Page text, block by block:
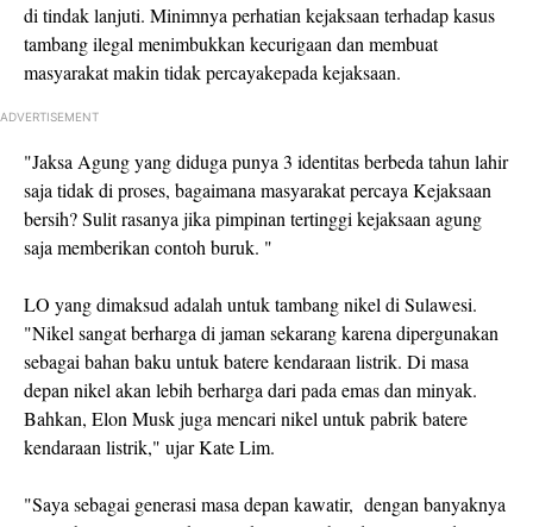
di tindak lanjuti. Minimnya perhatian kejaksaan terhadap kasus
tambang ilegal menimbukkan kecurigaan dan membuat
masyarakat makin tidak percayakepada kejaksaan.
ADVERTISEMENT
"Jaksa Agung yang diduga punya 3 identitas berbeda tahun lahir
saja tidak di proses, bagaimana masyarakat percaya Kejaksaan
bersih? Sulit rasanya jika pimpinan tertinggi kejaksaan agung
saja memberikan contoh buruk. "
LO yang dimaksud adalah untuk tambang nikel di Sulawesi.
"Nikel sangat berharga di jaman sekarang karena dipergunakan
sebagai bahan baku untuk batere kendaraan listrik. Di masa
depan nikel akan lebih berharga dari pada emas dan minyak.
Bahkan, Elon Musk juga mencari nikel untuk pabrik batere
kendaraan listrik," ujar Kate Lim.
"Saya sebagai generasi masa depan kawatir, dengan banyaknya